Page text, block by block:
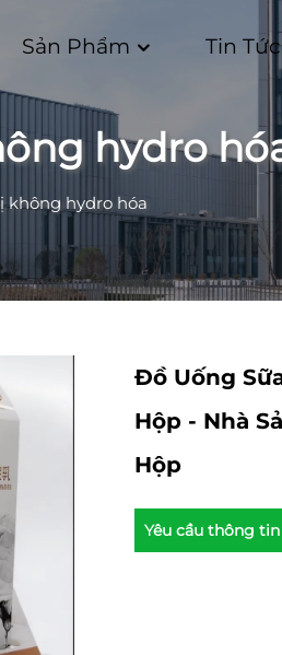
Sản Phẩm Tin Tức
hydro
không hydro hóa
Đồ Uống
Hộp - Nhà
Hộp
Yêu cầu thông tin